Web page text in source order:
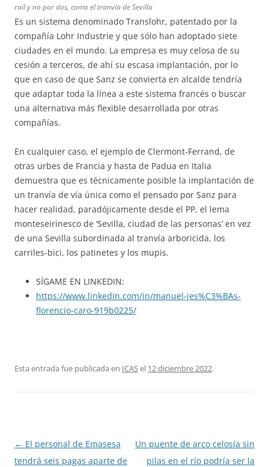
raíl y no por dos, como el tranvía de Sevilla
Es un sistema denominado Translohr, patentado por la
compañía Lohr Industrie y que sólo han adoptado siete
ciudades en el mundo. La empresa es muy celosa de su
cesión a terceros, de ahí su escasa implantación, por lo
que en caso de que Sanz se convierta en alcalde tendría
que adaptar toda la línea a este sistema francés o buscar
una alternativa más flexible desarrollada por otras
compañías.
En cualquier caso, el ejemplo de Clermont-Ferrand, de
otras urbes de Francia y hasta de Padua en Italia
demuestra que es técnicamente posible la implantación de
un tranvía de vía única como el pensado por Sanz para
hacer realidad, paradójicamente desde el PP, el lema
monteseirinesco de ‘Sevilla, ciudad de las personas’ en vez
de una Sevilla subordinada al tranvía arboricida, los
carriles-bici, los patinetes y los mupis.
SÍGAME EN LINKEDIN:
https://www.linkedin.com/in/manuel-jes%C3%BAs-
florencio-caro-919b0225/
Esta entrada fue publicada en ICASel 12 diciembre 2022.
Navegación
de
← El personal de Emasesa
tendrá seis pagas aparte de
Un puente de arco celosía sin
pilas en el río podría ser la